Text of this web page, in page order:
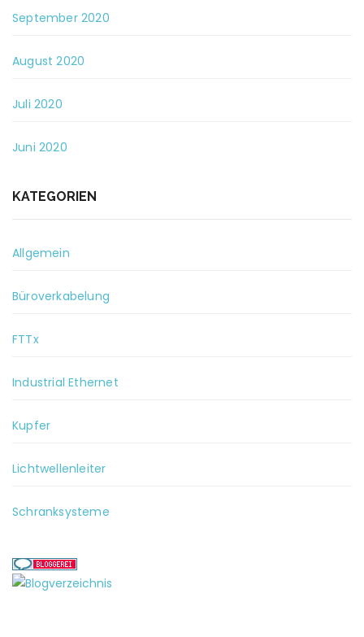
September 2020
August 2020
Juli 2020
Juni 2020
KATEGORIEN
Allgemein
Büroverkabelung
FTTx
Industrial Ethernet
Kupfer
Lichtwellenleiter
Schranksysteme